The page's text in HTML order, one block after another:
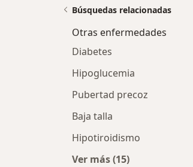
Búsquedas relacionadas
Otras enfermedades
Diabetes
Hipoglucemia
Pubertad precoz
Baja talla
Hipotiroidismo
Ver más (15)